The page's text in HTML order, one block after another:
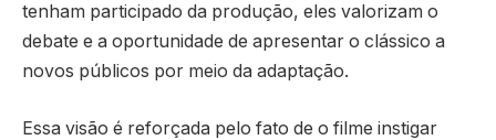
tenham participado da produção, eles valorizam o
debate e a oportunidade de apresentar o clássico a
novos públicos por meio da adaptação.
Essa visão é reforçada pelo fato de o filme instigar